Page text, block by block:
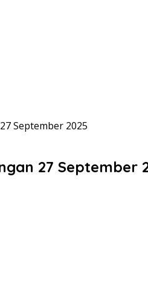
September 2025
27 September